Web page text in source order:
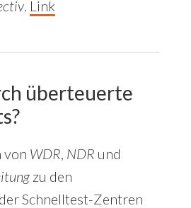
. Link
überteuerte
von WDR NDR und
zu den
Schnelltest-Zentren